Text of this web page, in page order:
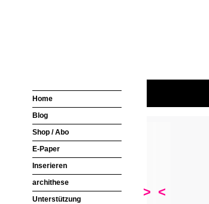
<
>
Home
Blog
Shop / Abo
E-Paper
Inserieren
archithese
Unterstützung